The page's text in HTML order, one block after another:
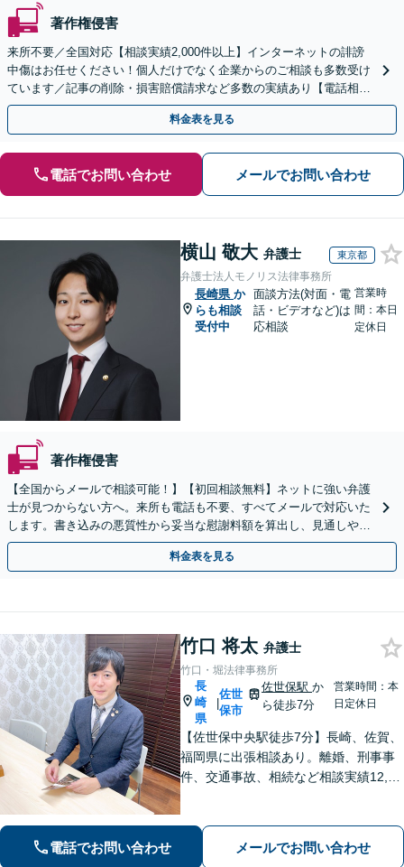
著作権侵害
来所不要／全国対応【相談実績2,000件以上】インターネットの誹謗
中傷はお任せください！個人だけでなく企業からのご相談も多数受け
ています／記事の削除・損害賠償請求など多数の実績あり【電話相談
可】【初回相談無料】【夜間休日面談可】
料金表を見る
電話でお問い合わせ メールでお問い合わせ
横山 敬大 弁護士 東京都
弁護士法人モノリス法律事務所
長崎県 か
らも相談
受付中
面談方法(対面・電
話・ビデオなど)は
応相談
営業時
間：本日
定休日
著作権侵害
【全国からメールで相談可能！】【初回相談無料】ネットに強い弁護
士が見つからない方へ。来所も電話も不要、すべてメールで対応いた
します。書き込みの悪質性から妥当な慰謝料額を算出し、見通しや費
用面のリスクも包み隠さずお伝えしサポートします。
料金表を見る
竹口 将太 弁護士
竹口・堀法律事務所
長
崎
県
|
佐世
保市
佐世保駅か
ら徒歩7分
営業時間：本
日定休日
【佐世保中央駅徒歩7分】長崎、佐賀、
福岡県に出張相談あり。離婚、刑事事
件、交通事故、相続など相談実績12,00
談ください。
電話でお問い合わせ メールでお問い合わせ